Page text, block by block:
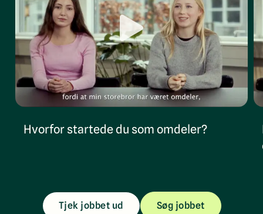
Hvorfor startede du som omdeler?
Tjek jobbet ud Søg jobbet